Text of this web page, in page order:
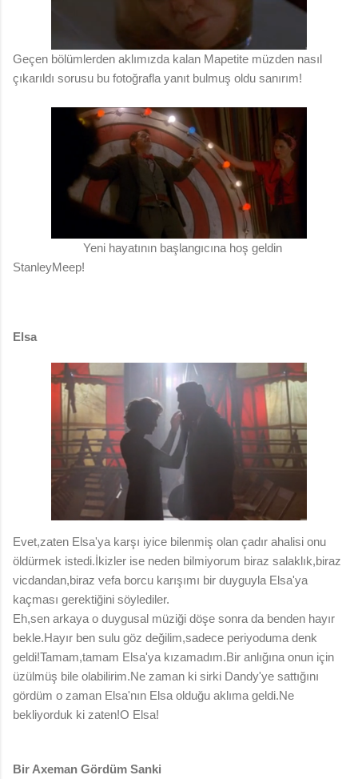
Geçen bölümlerden aklımızda kalan Mapetite müzden nasıl
çıkarıldı sorusu bu fotoğrafla yanıt bulmuş oldu sanırım!
Yeni hayatının başlangıcına hoş geldin
StanleyMeep!
Elsa
Evet,zaten Elsa'ya karşı iyice bilenmiş olan çadır ahalisi onu
öldürmek istedi.İkizler ise neden bilmiyorum biraz salaklık,biraz
vicdandan,biraz vefa borcu karışımı bir duyguyla Elsa'ya
kaçması gerektiğini söylediler.
Eh,sen arkaya o duygusal müziği döşe sonra da benden hayır
bekle.Hayır ben sulu göz değilim,sadece periyoduma denk
geldi!Tamam,tamam Elsa'ya kızamadım.Bir anlığına onun için
üzülmüş bile olabilirim.Ne zaman ki sirki Dandy'ye sattığını
gördüm o zaman Elsa'nın Elsa olduğu aklıma geldi.Ne
bekliyorduk ki zaten!O Elsa!
Bir Axeman Gördüm Sanki